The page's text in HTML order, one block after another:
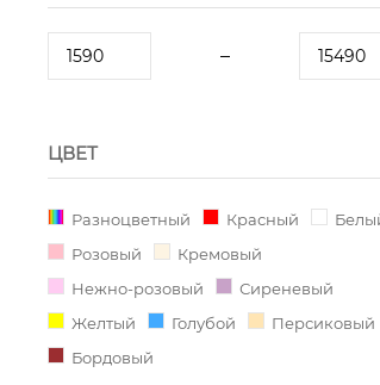
ЦВЕТ
Разноцветный Красный
Розовый
Кремовый
Нежно-розовый
Сиреневый
Желтый
Голубой
Персиковый
Бордовый